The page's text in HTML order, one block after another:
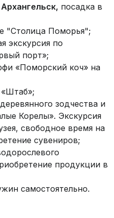
посадка в
"Столица Поморья";
экскурсия по
порт»;
«Поморский коч» на
зодчества и
Корелы». Экскурсия
свободное время на
сувениров;
продукции в
самостоятельно.